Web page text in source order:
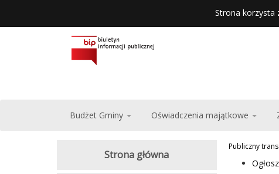
Strona korzysta
Budżet Gminy Oświadczenia majątkowe
Publiczny
Strona główna